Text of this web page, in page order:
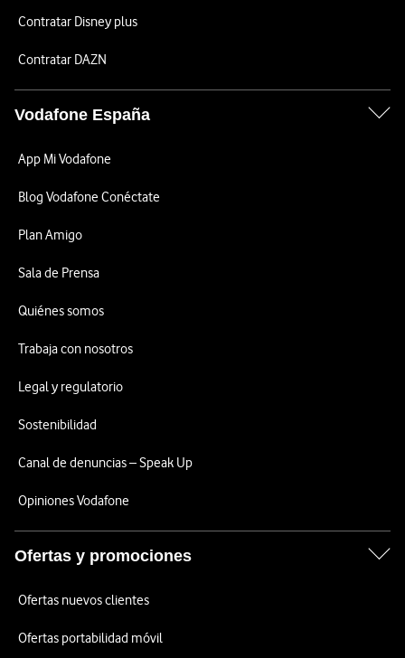
Contratar Disney plus
Contratar DAZN
Vodafone España
App Mi Vodafone
Blog Vodafone Conéctate
Plan Amigo
Sala de Prensa
Quiénes somos
Trabaja con nosotros
Legal y regulatorio
Sostenibilidad
Canal de denuncias – Speak Up
Opiniones Vodafone
Ofertas y promociones
Ofertas nuevos clientes
Ofertas portabilidad móvil